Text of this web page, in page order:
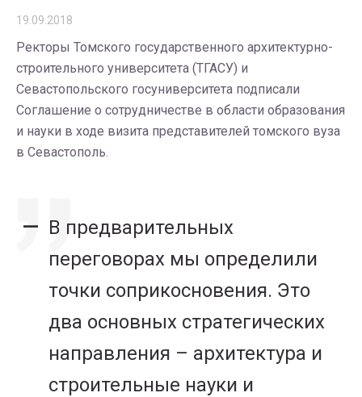
19.09.2018
Ректоры Томского государственного архитектурно-
строительного университета (ТГАСУ) и
Севастопольского госуниверситета подписали
Соглашение о сотрудничестве в области образования
и науки в ходе визита представителей томского вуза
в Севастополь.
В предварительных
переговорах мы определили
точки соприкосновения. Это
два основных стратегических
направления – архитектура и
строительные науки и